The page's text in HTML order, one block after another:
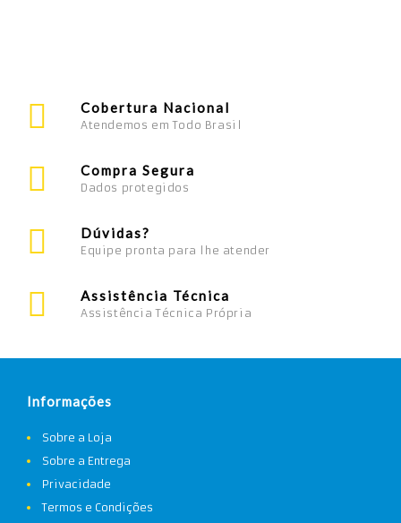
Cobertura Nacional
Atendemos em Todo Brasil
Compra Segura
Dados protegidos
Dúvidas?
Equipe pronta para lhe atender
Assistência Técnica
Assistência Técnica Própria
Informações
Sobre a Loja
Sobre a Entrega
Privacidade
Termos e Condições